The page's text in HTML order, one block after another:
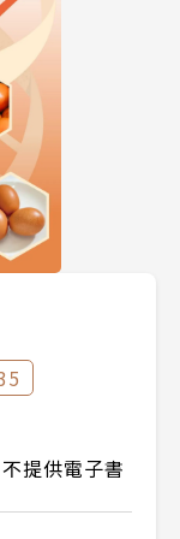
提供電子書